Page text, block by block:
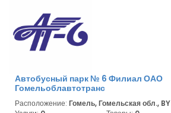
Автобусный парк № 6 Филиал ОАО
Гомельоблавтотранс
Расположение: Гомель, Гомельская обл., BY